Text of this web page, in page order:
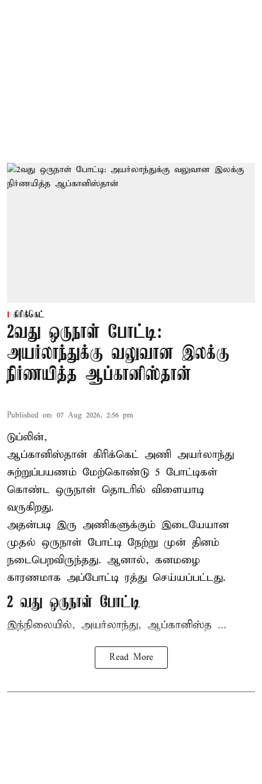
கிரிக்கெட்
2வது ஒருநாள் போட்டி:
அயர்லாந்துக்கு வலுவான இலக்கு
நிர்ணயித்த ஆப்கானிஸ்தான்
Published on: 07 Aug 2026, 2:56 pm
டுப்லின்,
ஆப்கானிஸ்தான் கிரிக்கெட் அணி அயர்லாந்து
சுற்றுப்பயணம் மேற்கொண்டு 5 போட்டிகள்
கொண்ட ஒருநாள் தொடரில் விளையாடி
வருகிறது.
அதன்படி இரு அணிகளுக்கும் இடையேயான
முதல் ஒருநாள் போட்டி நேற்று முன் தினம்
நடைபெறவிருந்தது. ஆனால், கனமழை
காரணமாக அப்போட்டி ரத்து செய்யப்பட்டது.
2 வது ஒருநாள் போட்டி
இந்நிலையில், அயர்லாந்து, ஆப்கானிஸ்த ...
Read More